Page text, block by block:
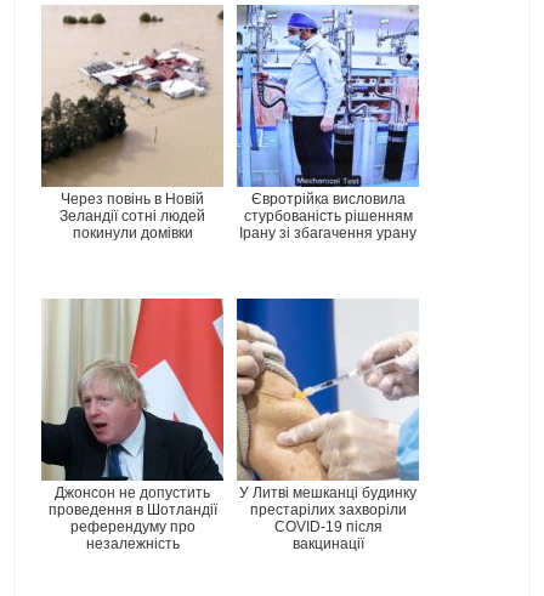
Через повінь в Новій
Зеландії сотні людей
покинули домівки
Євротрійка висловила
стурбованість рішенням
Ірану зі збагачення урану
Джонсон не допустить
проведення в Шотландії
референдуму про
незалежність
У Литві мешканці будинку
престарілих захворіли
COVID-19 після
вакцинації